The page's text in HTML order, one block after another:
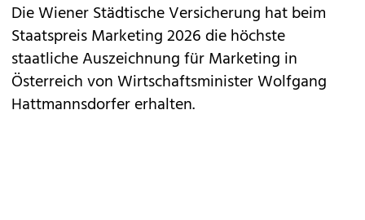
Die Wiener Städtische Versicherung hat beim
Staatspreis Marketing 2026 die höchste
staatliche Auszeichnung für Marketing in
Österreich von Wirtschaftsminister Wolfgang
Hattmannsdorfer erhalten.